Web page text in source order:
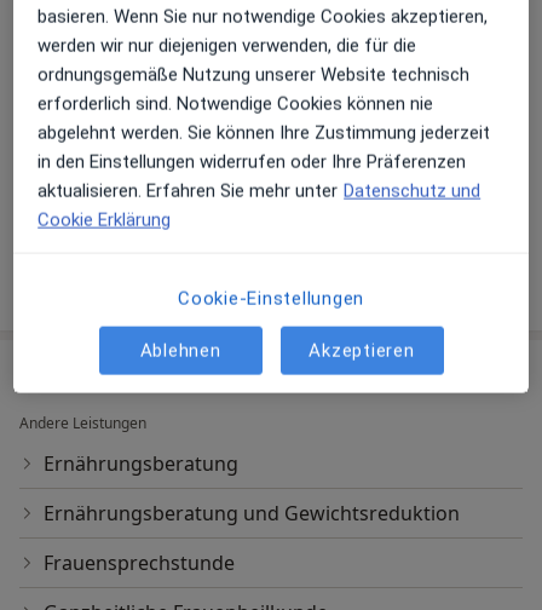
Wechseljahre
Long-Covid-Syndrom/Post-Covid-Syndrom
Stoffwechselerkrankungen
Burnout Stress
Patienten, die ich behandle
Erwachsene
Kinder ab 16 Jahren
über Erfahrungen
Leistungen & Kosten
Andere Leistungen
Ernährungsberatung
Ernährungsberatung und Gewichtsreduktion
Frauensprechstunde
basieren. Wenn Sie nur notwendige Cookies akzeptieren,
werden wir nur diejenigen verwenden, die für die
ordnungsgemäße Nutzung unserer Website technisch
erforderlich sind. Notwendige Cookies können nie
abgelehnt werden. Sie können Ihre Zustimmung jederzeit
in den Einstellungen widerrufen oder Ihre Präferenzen
aktualisieren. Erfahren Sie mehr unter Datenschutz und
Cookie Erklärung
Cookie-Einstellungen
Ablehnen Akzeptieren